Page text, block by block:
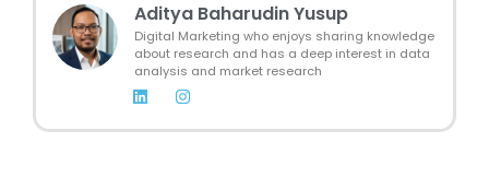
Aditya Baharudin Yusup
Digital Marketing who enjoys sharing knowledge
about research and has a deep interest in data
analysis and market research